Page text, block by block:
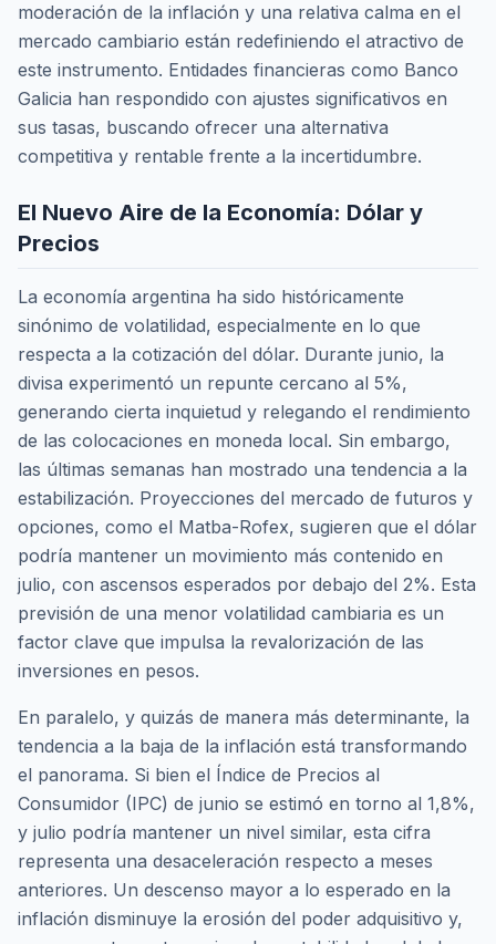
moderación de la inflación y una relativa calma en el
mercado cambiario están redefiniendo el atractivo de
este instrumento. Entidades financieras como Banco
Galicia han respondido con ajustes significativos en
sus tasas, buscando ofrecer una alternativa
competitiva y rentable frente a la incertidumbre.
El Nuevo Aire de la Economía: Dólar y
Precios
La economía argentina ha sido históricamente
sinónimo de volatilidad, especialmente en lo que
respecta a la cotización del dólar. Durante junio, la
divisa experimentó un repunte cercano al 5%,
generando cierta inquietud y relegando el rendimiento
de las colocaciones en moneda local. Sin embargo,
las últimas semanas han mostrado una tendencia a la
estabilización. Proyecciones del mercado de futuros y
opciones, como el Matba-Rofex, sugieren que el dólar
podría mantener un movimiento más contenido en
julio, con ascensos esperados por debajo del 2%. Esta
previsión de una menor volatilidad cambiaria es un
factor clave que impulsa la revalorización de las
inversiones en pesos.
En paralelo, y quizás de manera más determinante, la
tendencia a la baja de la inflación está transformando
el panorama. Si bien el Índice de Precios al
Consumidor (IPC) de junio se estimó en torno al 1,8%,
y julio podría mantener un nivel similar, esta cifra
representa una desaceleración respecto a meses
anteriores. Un descenso mayor a lo esperado en la
inflación disminuye la erosión del poder adquisitivo y,